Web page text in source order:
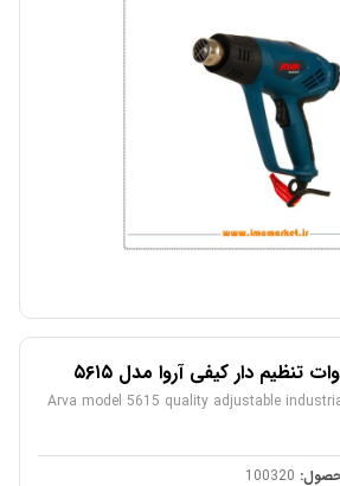
Arva model 5615 quality adjustable
100320